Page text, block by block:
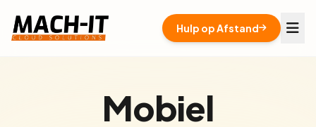
Hulp op Afstand
Mobiel